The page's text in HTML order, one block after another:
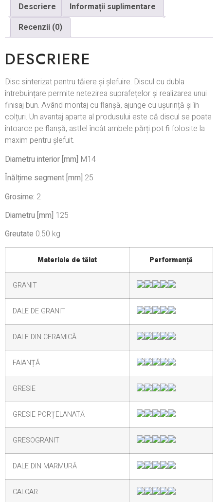
Descriere
Informații suplimentare
Recenzii (0)
DESCRIERE
Disc sinterizat pentru tăiere și șlefuire. Discul cu dubla
întrebuințare permite netezirea suprafețelor și realizarea unui
finisaj bun. Având montaj cu flanșă, ajunge cu ușurință și în
colțuri. Un avantaj aparte al produsului este că discul se poate
întoarce pe flanșă, astfel încât ambele părți pot fi folosite la
maxim pentru șlefuit.
Diametru interior [mm] M14
Înălțime segment [mm] 25
Grosime: 2
Diametru [mm] 125
Greutate 0.50 kg
Materiale de tăiat Performanță
GRANIT
DALE DE GRANIT
DALE DIN CERAMICĂ
FAIANȚĂ
GRESIE
GRESIE PORȚELANATĂ
GRESOGRANIT
DALE DIN MARMURĂ
CALCAR